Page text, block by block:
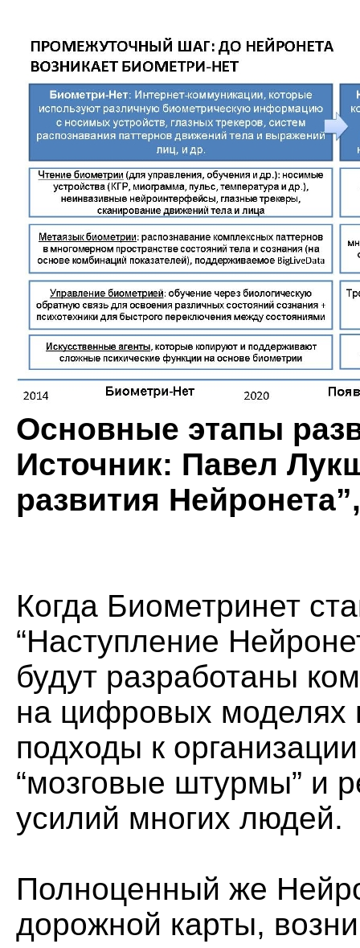
Основные этапы
Источник: Павел
развития
Когда Биометринет
“Наступление
будут разработаны
на цифровых моделях
подходы к
“мозговые штурмы” и
усилий многих людей.
Полноценный же
дорожной карты,